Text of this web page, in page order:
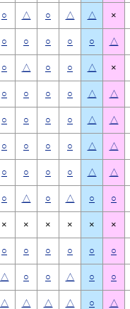
○ △ ○ △ △ ×
○ ○ ○ ○ ○ △
○ △ ○ ○ △ ×
○ ○ ○ ○ △ △
○ ○ ○ ○ △ △
○ ○ ○ ○ △ △
○ ○ ○ ○ △ △
○ △ ○ △ ○ ○
× × × × × ×
○ ○ ○ ○ ○ ○
△ ○ ○ △ ○ ○
△ △ △ △ ○ △